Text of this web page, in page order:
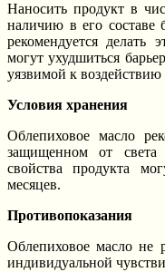
Наносить продукт в
наличию в его составе
рекомендуется делать
могут ухудшиться
уязвимой к воздействию
Условия хранения
Облепиховое масло
защищенном от света
свойства продукта
месяцев.
Противопоказания
Облепиховое масло не
индивидуальной